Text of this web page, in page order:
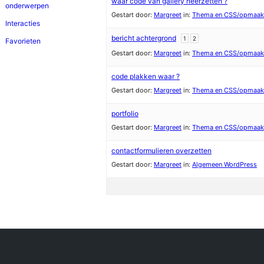
onderwerpen
Interacties
Favorieten
Gestart door: Margreet in: Thema en CSS/opmaak
bericht achtergrond 1 2
Gestart door: Margreet in: Thema en CSS/opmaak
code plakken waar ?
Gestart door: Margreet in: Thema en CSS/opmaak
portfolio
Gestart door: Margreet in: Thema en CSS/opmaak
contactformulieren overzetten
Gestart door: Margreet in: Algemeen WordPress